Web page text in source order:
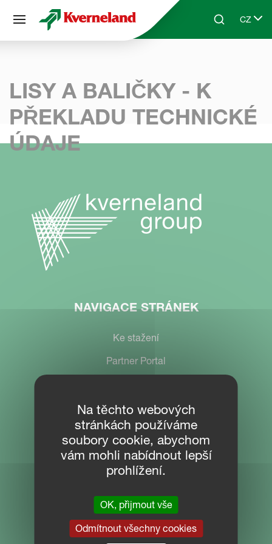
Skip to main contentSearchCZ
Select
LISY A BALIČKY - K
PŘEKLADU TECHNICKÉ
ÚDAJE
NAVIGACE STRÁNEK
Ke stažení
Partner Portal
KONTAKT
KVG CZECH s.r.o.
Přední výrobce zemědělské techniky
Košťálkova 1527
266 01 Beroun
Česká republika
Panel pro správu cookies
Na těchto webových
stránkách používáme
soubory cookie, abychom
vám mohli nabídnout lepší
prohlížení.
OK, přijmout vše
Odmítnout všechny cookies